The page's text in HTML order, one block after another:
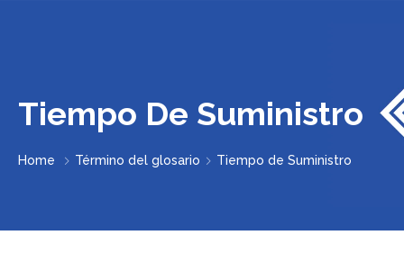
Tiempo De Suministro
Home Término del glosario Tiempo de Suministro